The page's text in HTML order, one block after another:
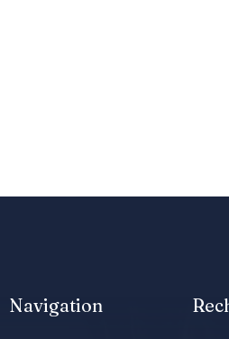
Navigation